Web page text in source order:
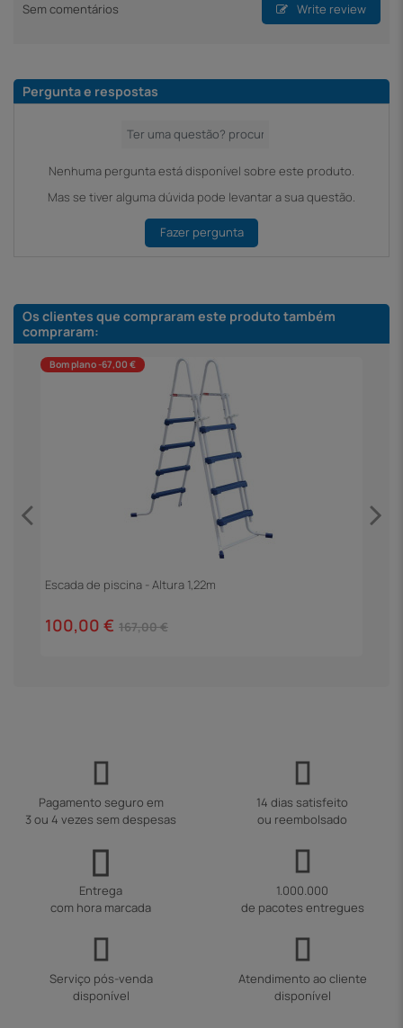
Sem comentários Write review
Pergunta e respostas
Nenhuma pergunta está disponível sobre este produto.
Mas se tiver alguma dúvida pode levantar a sua questão.
Fazer pergunta
Os clientes que compraram este produto também
compraram:
Bom plano -67,00 €
Escada de piscina - Altura 1,22m
100,00 € 167,00 €
Pagamento seguro em
3 ou 4 vezes sem despesas
14 dias satisfeito
ou reembolsado
Entrega
com hora marcada
1.000.000
de pacotes entregues
Serviço pós-venda
disponível
Atendimento ao cliente
disponível